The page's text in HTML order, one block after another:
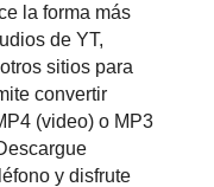
la forma más
de YT,
sitios para
convertir
(video) o MP3
y disfrute